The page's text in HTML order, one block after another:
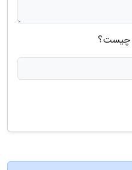
چیست؟